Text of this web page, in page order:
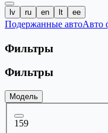
lv ru en lt ee
Подержанные автоАвто
Фильтры
Фильтры
Модель
159